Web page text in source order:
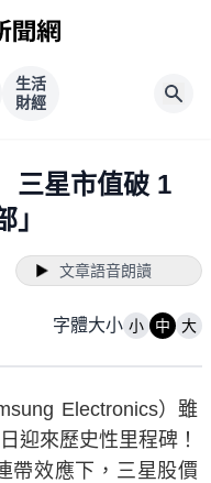
生活
財經
三星市值破 1
文章語音朗讀
字體大小 小 中 大
Electronics）雖
迎來歷史性里程碑！
帶效應下，三星股價